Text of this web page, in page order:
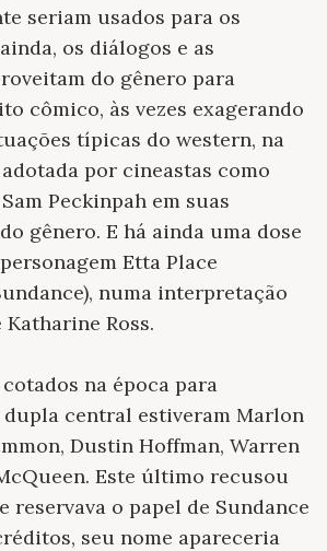
seriam usados para os
os diálogos e as
do gênero para
cômico, às vezes exagerando
típicas do western, na
por cineastas como
Peckinpah em suas
gênero. E há ainda uma dose
Etta Place
numa interpretação
Ross.
na época para
dupla central estiveram Marlon
Dustin Hoffman, Warren
Este último recusou
reservava o papel de Sundance
seu nome apareceria